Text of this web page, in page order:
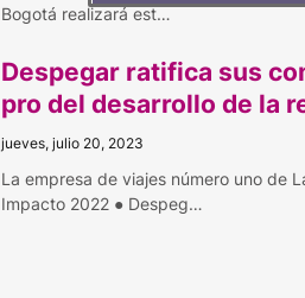
Bogotá realizará est…
Despegar ratifica sus
pro del desarrollo de la
jueves, julio 20, 2023
La empresa de viajes número uno de
Impacto 2022 ● Despeg…